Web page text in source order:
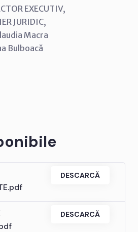
EXECUTIV,
Macra
DESCARCĂ
DESCARCĂ